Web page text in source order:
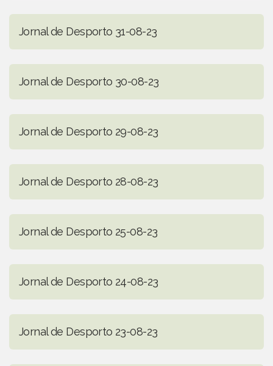
Jornal de Desporto 31-08-23
Jornal de Desporto 30-08-23
Jornal de Desporto 29-08-23
Jornal de Desporto 28-08-23
Jornal de Desporto 25-08-23
Jornal de Desporto 24-08-23
Jornal de Desporto 23-08-23